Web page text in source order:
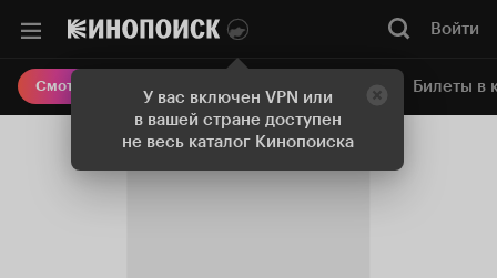
У вас включен VPN или
в вашей стране доступен
не весь каталог Кинопоиска
Войти
Смотреть кино Онлайн-кинотеатр Билеты в